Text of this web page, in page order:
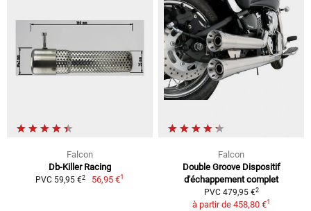
Falcon
Db-Killer Racing
PVC 59,95 €2 56,95 €1
Falcon
Double Groove Dispositif
d'échappement complet
PVC 479,95 €2
à partir de 458,80 €1